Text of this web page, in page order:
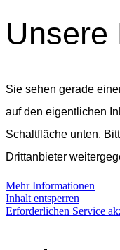
Unsere
Sie sehen gerade
auf den eigentlichen
Schaltfläche unten.
Drittanbieter
Mehr Informationen
Inhalt entsperren
Erforderlichen Service